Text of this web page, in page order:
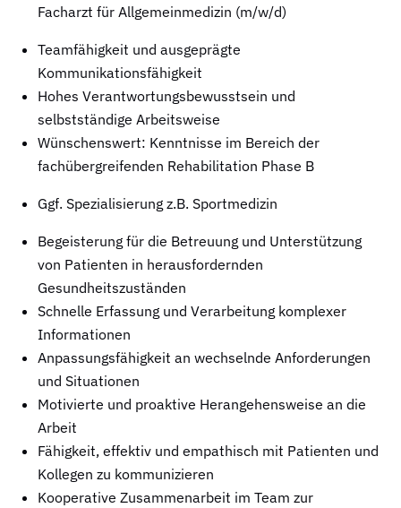
Facharzt für Allgemeinmedizin (m/w/d)
Teamfähigkeit und ausgeprägte
Kommunikationsfähigkeit
Hohes Verantwortungsbewusstsein und
selbstständige Arbeitsweise
Wünschenswert: Kenntnisse im Bereich der
fachübergreifenden Rehabilitation Phase B
Ggf. Spezialisierung z.B. Sportmedizin
Begeisterung für die Betreuung und Unterstützung
von Patienten in herausfordernden
Gesundheitszuständen
Schnelle Erfassung und Verarbeitung komplexer
Informationen
Anpassungsfähigkeit an wechselnde Anforderungen
und Situationen
Motivierte und proaktive Herangehensweise an die
Arbeit
Fähigkeit, effektiv und empathisch mit Patienten und
Kollegen zu kommunizieren
Kooperative Zusammenarbeit im Team zur